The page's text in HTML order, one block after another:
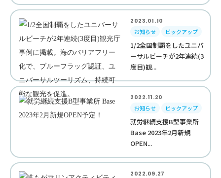
2023.01.10
お知らせ
ピックアップ
1/2全国制覇をしたユニバ
ーサルビーチが2年連続(3
度目)観...
2022.11.20
お知らせ
ピックアップ
就労継続支援B型事業所
Base 2023年2月新規
OPEN...
2022.09.27